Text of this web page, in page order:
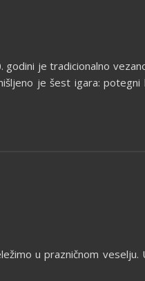
godini je tradicionalno
je šest igara:
u prazničnom